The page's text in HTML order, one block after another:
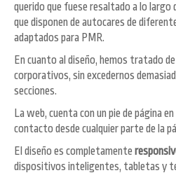
querido que fuese resaltado a lo largo
que disponen de autocares de
adaptados para PMR.
En cuanto al diseño, hemos tratado
corporativos, sin excedernos
secciones.
La web, cuenta con un pie de página
contacto desde cualquier parte de la
El diseño es completamente
dispositivos inteligentes, tabletas y